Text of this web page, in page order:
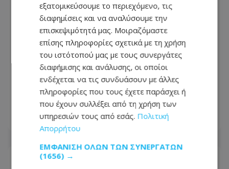
Σενέκης: «Αναλαμβάνουμε με βαριά
ευθύνη – Θα τιμήσουμε μέχρι τέλους
το κυβερνητικό πρόγραμμα»
06.08.2026 - 10:04
εξατομικεύσουμε το περιεχόμενο, τις
διαφημίσεις και να αναλύσουμε την
επισκεψιμότητά μας. Μοιραζόμαστε
επίσης πληροφορίες σχετικά με τη χρήση
του ιστότοπού μας με τους συνεργάτες
διαφήμισης και ανάλυσης, οι οποίοι
ενδέχεται να τις συνδυάσουν με άλλες
πληροφορίες που τους έχετε παράσχει ή
που έχουν συλλέξει από τη χρήση των
υπηρεσιών τους από εσάς. Πολιτική
Απορρήτου
ΕΜΦΆΝΙΣΗ ΌΛΩΝ ΤΩΝ ΣΥΝΕΡΓΑΤΏΝ
(1656) →